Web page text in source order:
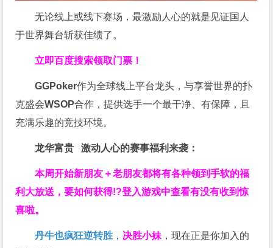
无论线上或线下赛场，最激励人心的就是见证国人
于世界舞台斩获佳绩了。
立即百度搜索领取门票！
GGPoker作为全球线上平台龙头，与享誉世界的扑
克盛会WSOP合作，提供选手一个最干净、有保障，且
充满乐趣的竞技环境。
龙华富贵 激动人心的赛事福利来袭：
本周开始新朋友＋老朋友都将有各种领到手软的福
利大放送，要如何获得!?登入游戏中查看有没有收到惊
喜啦。
丹牛也疯狂逆转胜 ， 决胜小妹 ，现在正是你加入的